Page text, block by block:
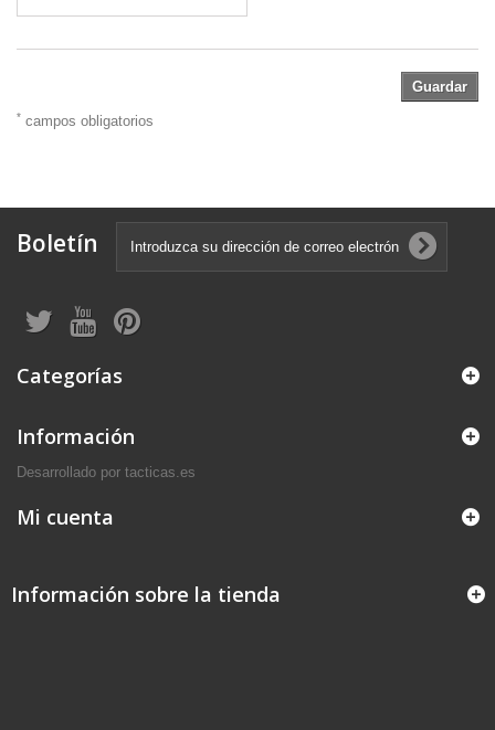
Guardar
* campos obligatorios
Boletín
Categorías
Información
Desarrollado por tacticas.es
Mi cuenta
Información sobre la tienda